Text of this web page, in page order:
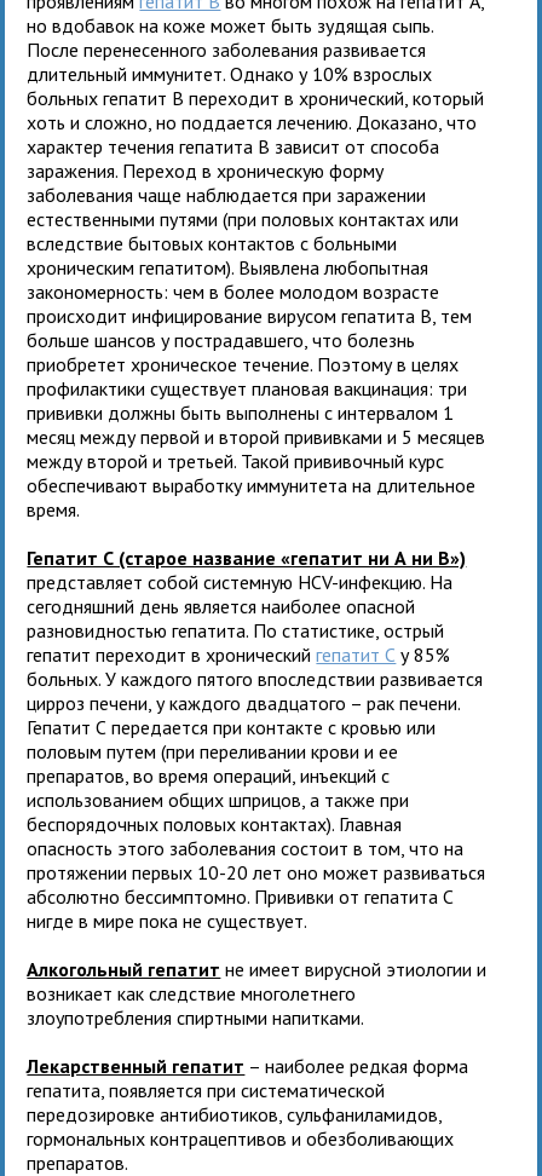
но вдобавок на коже может быть зудящая сыпь.
После перенесенного заболевания развивается
длительный иммунитет. Однако у 10% взрослых
больных гепатит В переходит в хронический, который
хоть и сложно, но поддается лечению. Доказано, что
характер течения гепатита В зависит от способа
заражения. Переход в хроническую форму
заболевания чаще наблюдается при заражении
естественными путями (при половых контактах или
вследствие бытовых контактов с больными
хроническим гепатитом). Выявлена любопытная
закономерность: чем в более молодом возрасте
происходит инфицирование вирусом гепатита В, тем
больше шансов у пострадавшего, что болезнь
приобретет хроническое течение. Поэтому в целях
профилактики существует плановая вакцинация: три
прививки должны быть выполнены с интервалом 1
месяц между первой и второй прививками и 5 месяцев
между второй и третьей. Такой прививочный курс
обеспечивают выработку иммунитета на длительное
время.
Гепатит С (старое название «гепатит ни А ни В»)
представляет собой системную HCV-инфекцию. На
сегодняшний день является наиболее опасной
разновидностью гепатита. По статистике, острый
гепатит переходит в хроническийгепатит С у 85%
больных. У каждого пятого впоследствии развивается
цирроз печени, у каждого двадцатого – рак печени.
Гепатит С передается при контакте с кровью или
половым путем (при переливании крови и ее
препаратов, во время операций, инъекций с
использованием общих шприцов, а также при
беспорядочных половых контактах). Главная
опасность этого заболевания состоит в том, что на
протяжении первых 10-20 лет оно может развиваться
абсолютно бессимптомно. Прививки от гепатита С
нигде в мире пока не существует.
Алкогольный гепатит не имеет вирусной этиологии и
возникает как следствие многолетнего
злоупотребления спиртными напитками.
Лекарственный гепатит – наиболее редкая форма
гепатита, появляется при систематической
передозировке антибиотиков, сульфаниламидов,
гормональных контрацептивов и обезболивающих
препаратов.